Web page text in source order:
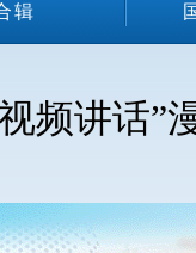
辑
频讲话”